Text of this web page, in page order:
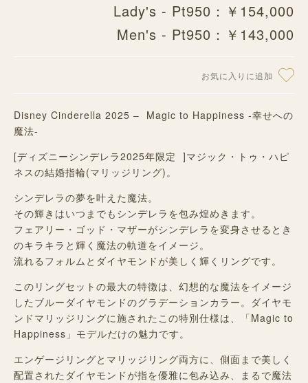
Lady's - Pt950：￥154,000
Men's - Pt950：￥143,000
お気に入りに追加
Disney Cinderella 2025 – Magic to Happiness -幸せへの
魔法-
[ディズニーシンデレラ2025年限定 ]マジック・トゥ・ハピ
ネスの結婚指輪(マリッジリング)。
シンデレラの夢を叶えた魔法。
その輝きはいつまでもシンデレラを包み煌めきます。
フェアリー・ゴッド・マザーがシンデレラを変身させるとき
のキラキラと輝く魔法の軌道をイメージ。
流れるフォルムとダイヤモンドが美しく輝くリングです。
このリングセットの最大の特徴は、幻想的な魔法をイメージ
したブルーダイヤモンドのグラデーションカラー。ダイヤモ
ンドマリッジリングに施されたこの特別仕様は、「Magic to
Happiness」モデルだけの魅力です。
エンゲージリングとマリッジリング両方に、側面まで美しく
配置されたダイヤモンドが指を優雅に包み込み、まるで魔法